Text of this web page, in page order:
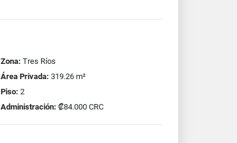
Zona: Tres Ríos
Área Privada: 319.26 m²
Piso: 2
Administración: ₡84.000 CRC